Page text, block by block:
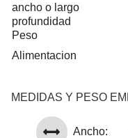
ancho o largo
profundidad
Peso
Alimentacion
MEDIDAS Y PESO
Ancho: